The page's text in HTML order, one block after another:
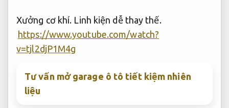
Xưởng cơ khí. Linh kiện dễ thay thế.
https://www.youtube.com/watch?
v=tjl2djP1M4g
Tư vấn mở garage ô tô tiết kiệm nhiên
liệu